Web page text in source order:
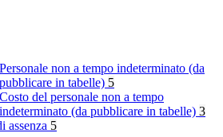
Personale non a tempo indeterminato (da
pubblicare in tabelle) 5
Costo del personale non a tempo
indeterminato (da pubblicare in tabelle) 3
assenza 5